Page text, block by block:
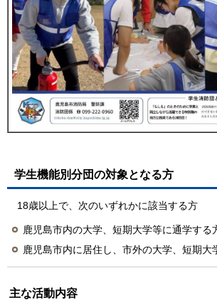
学生機能別分団の対象となる方
18歳以上で、次のいずれかに該当する方
鹿児島市内の大学、短期大学等に通学する
鹿児島市内に居住し、市外の大学、短期大
主な活動内容